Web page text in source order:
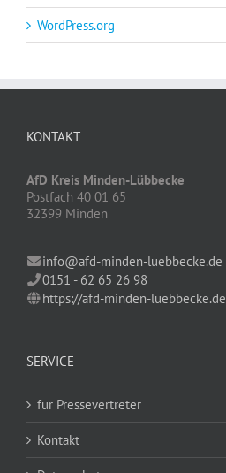
WordPress.org
KONTAKT
AfD Kreis Minden-Lübbecke
Postfach 40 01 65
32399 Minden
info@afd-minden-luebbecke.de
0151 - 62 65 26 98
https://afd-minden-luebbecke.de
SERVICE
für Pressevertreter
Kontakt